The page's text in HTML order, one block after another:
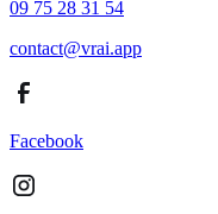
09 75 28 31 54
contact@vrai.app
Facebook